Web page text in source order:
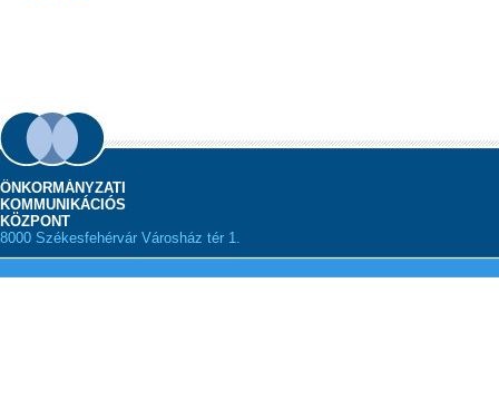
ÖNKORMÁNYZATI
KOMMUNIKÁCIÓS
KÖZPONT
8000 Székesfehérvár Városház tér 1.